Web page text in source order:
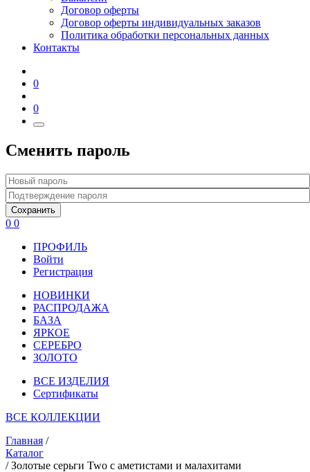
Договор оферты
Договор оферты индивидуальных заказов
Политика обработки персональных данных
Контакты
0
0
Сменить пароль
Сохранить
0 0
ПРОФИЛЬ
Войти
Регистрация
НОВИНКИ
РАСПРОДАЖА
БАЗА
ЯРКОЕ
СЕРЕБРО
ЗОЛОТО
ВСЕ ИЗДЕЛИЯ
Сертификаты
ВСЕ КОЛЛЕКЦИИ
Главная /
Каталог
/Золотые серьги Two с аметистами и малахитами